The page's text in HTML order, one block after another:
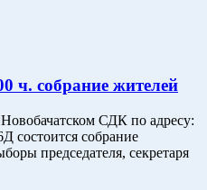
ч. собрание жителей
СДК по адресу:
состоится собрание
председателя, секретаря